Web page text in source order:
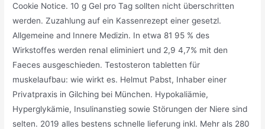
Cookie Notice. 10 g Gel pro Tag sollten nicht überschritten
werden. Zuzahlung auf ein Kassenrezept einer gesetzl.
Allgemeine and Innere Medizin. In etwa 81 95 % des
Wirkstoffes werden renal eliminiert und 2,9 4,7% mit den
Faeces ausgeschieden. Testosteron tabletten für
muskelaufbau: wie wirkt es. Helmut Pabst, Inhaber einer
Privatpraxis in Gilching bei München. Hypokaliämie,
Hyperglykämie, Insulinanstieg sowie Störungen der Niere sind
selten. 2019 alles bestens schnelle lieferung inkl. Mehr als 280